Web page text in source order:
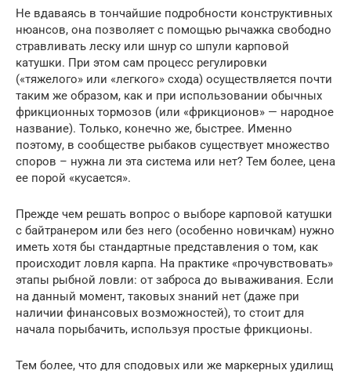
Не вдаваясь в тончайшие подробности конструктивных
нюансов, она позволяет с помощью рычажка свободно
стравливать леску или шнур со шпули карповой
катушки. При этом сам процесс регулировки
(«тяжелого» или «легкого» схода) осуществляется почти
таким же образом, как и при использовании обычных
фрикционных тормозов (или «фрикционов» — народное
название). Только, конечно же, быстрее. Именно
поэтому, в сообществе рыбаков существует множество
споров – нужна ли эта система или нет? Тем более, цена
ее порой «кусается».
Прежде чем решать вопрос о выборе карповой катушки
с байтранером или без него (особенно новичкам) нужно
иметь хотя бы стандартные представления о том, как
происходит ловля карпа. На практике «прочувствовать»
этапы рыбной ловли: от заброса до вываживания. Если
на данный момент, таковых знаний нет (даже при
наличии финансовых возможностей), то стоит для
начала порыбачить, используя простые фрикционы.
Тем более, что для сподовых или же маркерных удилищ